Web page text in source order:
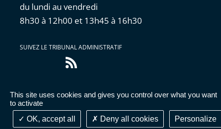
This site uses cookies and gives you control over what you want
to activate
OK, accept all
Deny all cookies Personalize
du lundi au vendredi
8h30 à 12h00 et 13h45 à 16h30
SUIVEZ LE TRIBUNAL ADMINISTRATIF
Flux
RSS
Accessibilité : partiellement conforme
légales|Cookies Données personnelles